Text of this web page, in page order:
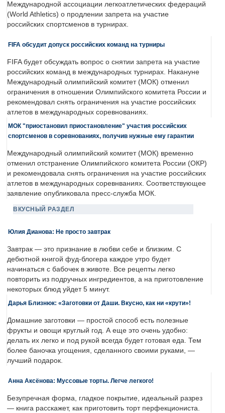
Международной ассоциации легкоатлетических федераций
(World Athletics) о продлении запрета на участие
российских спортсменов в турнирах.
FIFA обсудит допуск российских команд на турниры
FIFA будет обсуждать вопрос о снятии запрета на участие
российских команд в международных турнирах. Накануне
Международный олимпийский комитет (МОК) отменил
ограничения в отношении Олимпийского комитета России и
рекомендовал снять ограничения на участие российских
атлетов в международных соревнованиях.
МОК "приостановил приостановление" участия российских
спортсменов в соревнованиях, получив нужные ему гарантии
Международный олимпийский комитет (МОК) временно
отменил отстранение Олимпийского комитета России (ОКР)
и рекомендовала снять ограничения на участие российских
атлетов в международных соревнваниях. Соответствующее
заявление опубликовала пресс-служба МОК.
ВКУСНЫЙ РАЗДЕЛ
Юлия Дианова: Не просто завтрак
Завтрак — это признание в любви себе и близким. С
дебютной книгой фуд-блогера каждое утро будет
начинаться с бабочек в животе. Все рецепты легко
повторить из подручных ингредиентов, а на приготовление
некоторых блюд уйдет 5 минут.
Дарья Близнюк: «Заготовки от Даши. Вкусно, как ни «крути»!
Домашние заготовки — простой способ есть полезные
фрукты и овощи круглый год. А еще это очень удобно:
делать их легко и под рукой всегда будет готовая еда. Тем
более баночка угощения, сделанного своими руками, —
лучший подарок.
Анна Аксёнова: Муссовые торты. Легче легкого!
Безупречная форма, гладкое покрытие, идеальный разрез
— книга расскажет, как приготовить торт перфекциониста.